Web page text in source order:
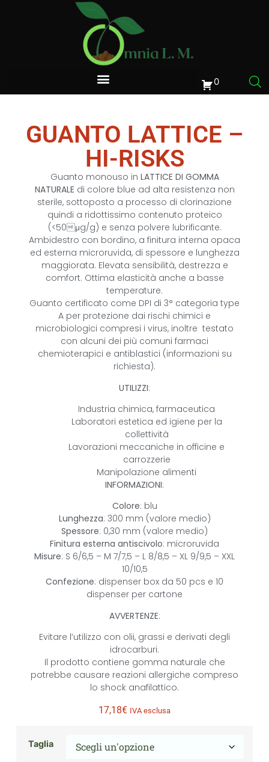
0
GUANTO LATTICE –
HI-RISKS
Guanto monouso in LATTICE DI GOMMA
NATURALE di colore blue ad alta resistenza non
sterile, sottoposto a processo di clorinazione
quindi a ridottissimo contenuto proteico
(<50μg/g) e senza polvere lubrificante.
Ambidestro con bordino, a finitura interna opaca
ed esterna microruvida, di spessore e lunghezza
maggiorata. Elevata sensibilità, destrezza e
comfort. Ottima elasticità anche a basse
temperature.
Guanto certificato come DPI di 3° categoria type
A per protezione dai rischi chimici e
microbiologici compresi i virus, inoltre testato
con alcuni dei più comuni farmaci
chemioterapici e antiblastici (informazioni su
richiesta).
UTILIZZI:
Industria chimica, farmaceutica
Laboratori estetica ed igiene per la
collettività
Lavorazioni meccaniche in officine e
carrozzerie
Manipolazione alimenti
INFORMAZIONI:
Colore: blu
Lunghezza: 300 mm (valore medio)
Spessore: 0,30 mm (valore medio)
Finitura esterna antiscivolo: microruvida
Misure: S 6/6,5 – M 7/7,5 – L 8/8,5 – XL 9/9,5 – XXL
10/10,5
Confezione: dispenser box da 50 pcs e 10
dispenser per cartone
AVVERTENZE:
Evitare l’utilizzo con olii, grassi e derivati degli
idrocarburi.
Il prodotto contiene gomma naturale che
potrebbe causare reazioni allergiche compreso
lo shock anafilattico.
17,18€ IVA esclusa
Taglia